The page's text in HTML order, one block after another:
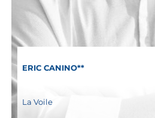
ERIC CANINO**
La Voile